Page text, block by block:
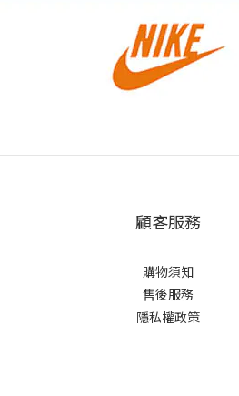
顧客服務
購物須知
售後服務
隱私權政策